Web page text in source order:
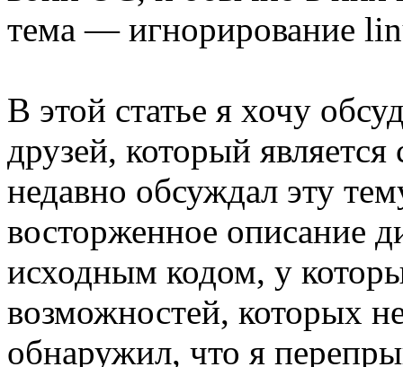
тема — игнорирование
В этой статье я хочу
друзей, который
недавно обсуждал эту
восторженное описание
исходным кодом, у
возможностей, которых
обнаружил, что я